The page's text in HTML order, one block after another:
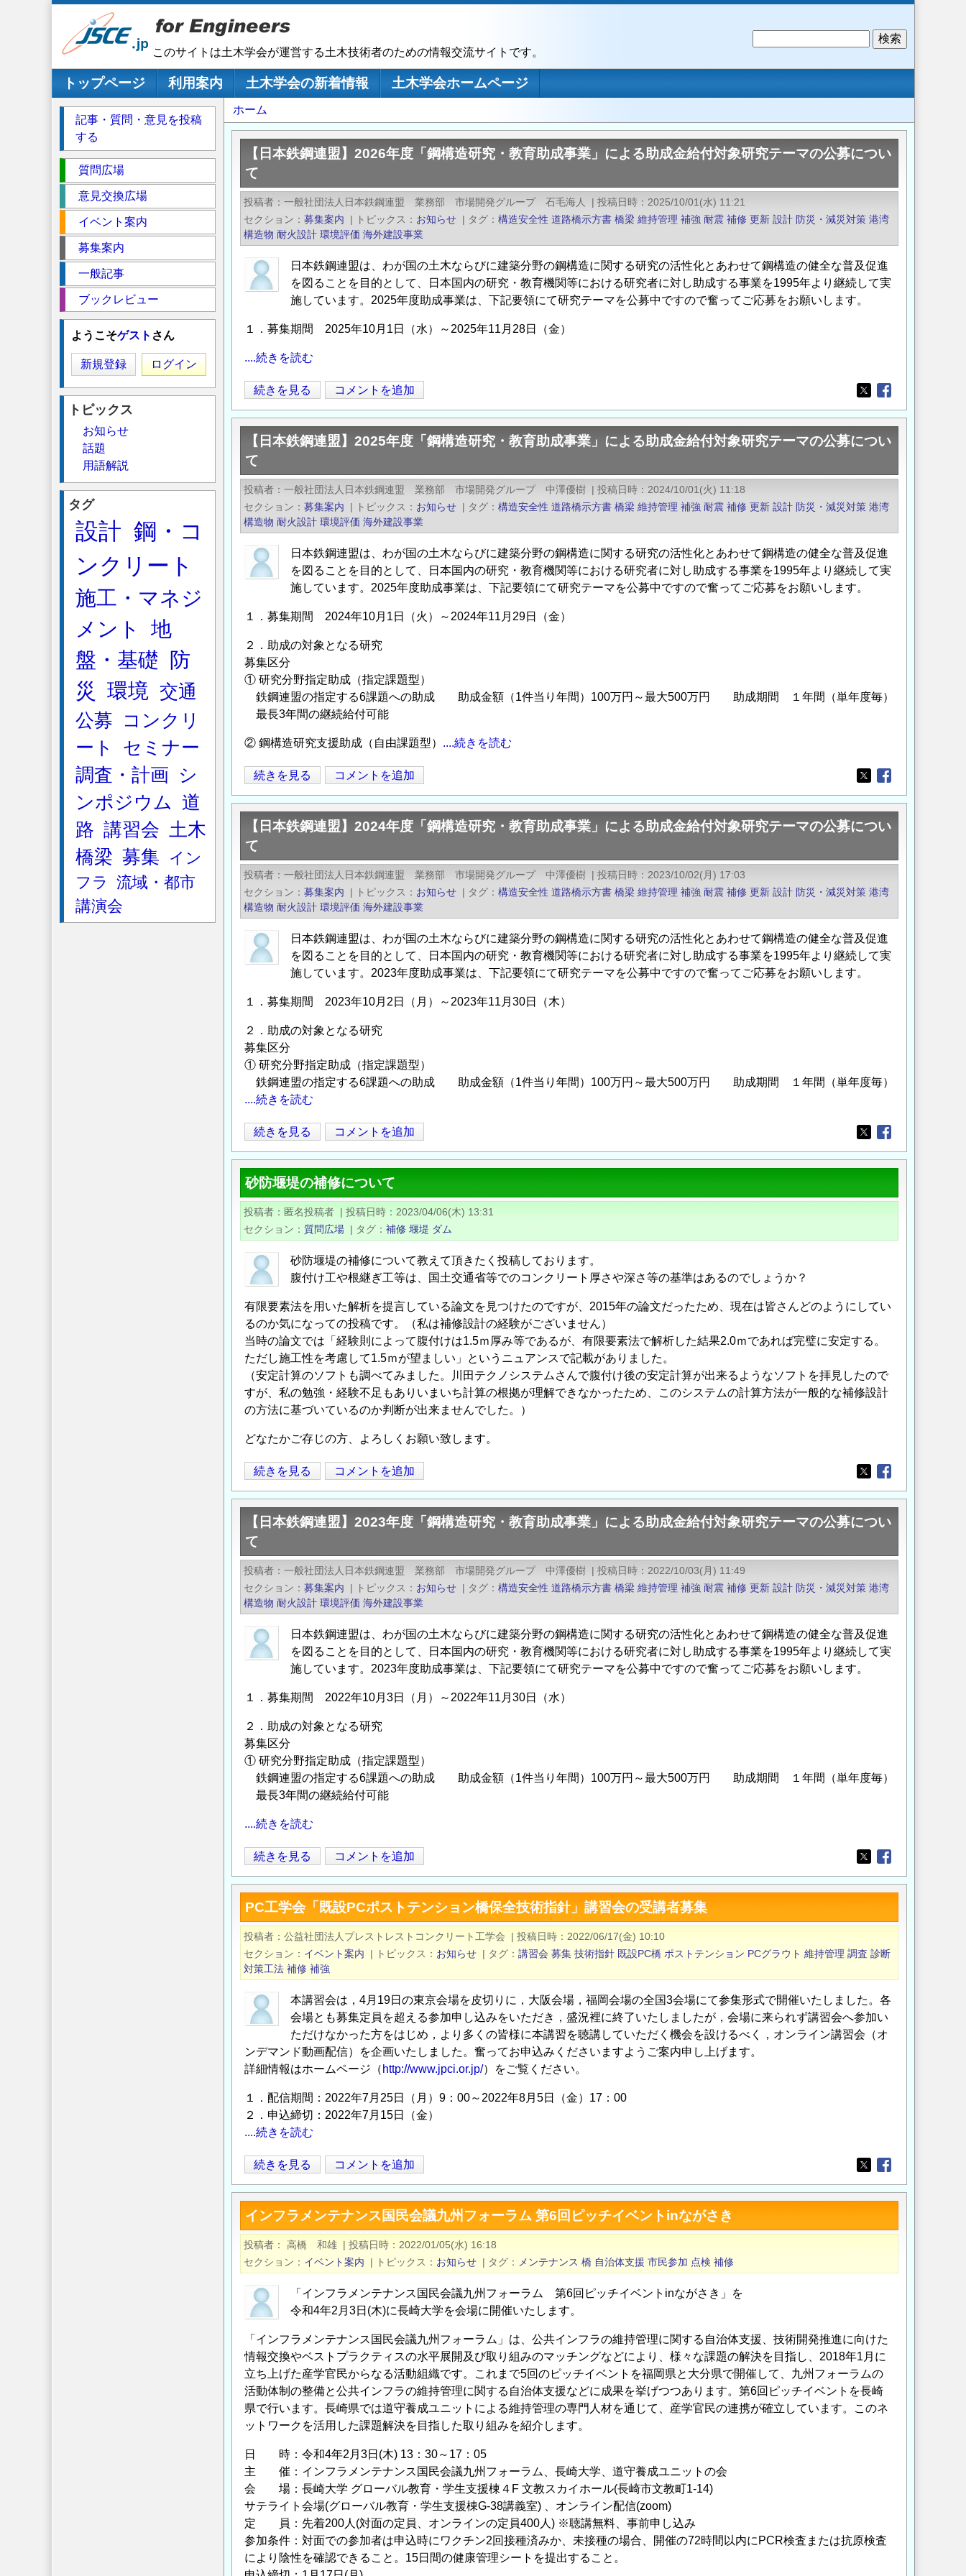
このサイトは土木学会が運営する土木技術者のための情報交流サイトです。
メインナビゲーション
トップページ 利用案内 土木学会の新着情報
土木学会ホームページ
パ
ン
ず
ホーム
【日本鉄鋼連盟】2026年度「鋼構造研究・教育助成事業」による助成金給付対象研究テーマの公募につい
て
投稿者 一般社団法人日本鉄鋼連盟 業務部 市場開発グループ 石毛海人 | 投稿日時
2025/10/01(水) 11:21
セクション
募集案内 | トピックス お知らせ | タグ 構造安全性 道路橋示方書 橋梁 維持管理 補強 耐震 補修 更新 設計 防災・減災対策 港湾
構造物 耐火設計 環境評価 海外建設事業
日本鉄鋼連盟は、わが国の土木ならびに建築分野の鋼構造に関する研究の活性化とあわせて鋼構造の健全な普及促進
を図ることを目的として、日本国内の研究・教育機関等における研究者に対し助成する事業を1995年より継続して実
施しています。2025年度助成事業は、下記要領にて研究テーマを公募中ですので奮ってご応募をお願いします。
１．募集期間 2025年10月1日（水）～2025年11月28日（金）
....続きを読む
【日
本
鉄
鋼
連
盟】
2026
年
度
「鋼
構
究・
育
助
成
事
に
よ
る
助
成
金
給
付
対
象
究
テ
公
募
に
つ
い
て
の
続きを見る コメントを追加
Opens in a new
Opens in a new
【日本鉄鋼連盟】2025年度「鋼構造研究・教育助成事業」による助成金給付対象研究テーマの公募につい
て
投稿者 一般社団法人日本鉄鋼連盟 業務部 市場開発グループ 中澤優樹 | 投稿日時
2024/10/01(火) 11:18
セクション
募集案内 | トピックス お知らせ | タグ 構造安全性 道路橋示方書 橋梁 維持管理 補強 耐震 補修 更新 設計 防災・減災対策 港湾
構造物 耐火設計 環境評価 海外建設事業
日本鉄鋼連盟は、わが国の土木ならびに建築分野の鋼構造に関する研究の活性化とあわせて鋼構造の健全な普及促進
を図ることを目的として、日本国内の研究・教育機関等における研究者に対し助成する事業を1995年より継続して実
施しています。2025年度助成事業は、下記要領にて研究テーマを公募中ですので奮ってご応募をお願いします。
１．募集期間 2024年10月1日（火）～2024年11月29日（金）
２．助成の対象となる研究
募集区分
① 研究分野指定助成（指定課題型）
鉄鋼連盟の指定する6課題への助成 助成金額（1件当り年間）100万円～最大500万円 助成期間 １年間（単年度毎）
最長3年間の継続給付可能
② 鋼構造研究支援助成（自由課題型） ....続きを読む
【日
本
鉄
鋼
連
盟】
2025
年
度
「鋼
構
究・
育
助
成
事
に
よ
る
助
成
金
給
付
対
研
究
テ
ー
マ
の
募
つ
い
て
の
続きを見る コメントを追加
Opens in a new
Opens in a new
【日本鉄鋼連盟】2024年度「鋼構造研究・教育助成事業」による助成金給付対象研究テーマの公募につい
て
投稿者 一般社団法人日本鉄鋼連盟 業務部 市場開発グループ 中澤優樹 | 投稿日時
2023/10/02(月) 17:03
セクション
募集案内 | トピックス お知らせ | タグ 構造安全性 道路橋示方書 橋梁 維持管理 補強 耐震 補修 更新 設計 防災・減災対策 港湾
構造物 耐火設計 環境評価 海外建設事業
日本鉄鋼連盟は、わが国の土木ならびに建築分野の鋼構造に関する研究の活性化とあわせて鋼構造の健全な普及促進
を図ることを目的として、日本国内の研究・教育機関等における研究者に対し助成する事業を1995年より継続して実
施しています。2023年度助成事業は、下記要領にて研究テーマを公募中ですので奮ってご応募をお願いします。
１．募集期間 2023年10月2日（月）～2023年11月30日（木）
２．助成の対象となる研究
募集区分
① 研究分野指定助成（指定課題型）
鉄鋼連盟の指定する6課題への助成 助成金額（1件当り年間）100万円～最大500万円 助成期間 １年間（単年度毎）
....続きを読む
【日
本
鉄
鋼
連
2024
年
度
構
造
研
究・
教
育
助
成
業」
に
よ
る
助
成
給
付
対
象
マ
の
公
募
つ
い
て
の
続きを見る コメントを追加
Opens in a new
Opens in a new
砂防堰堤の補修について
投稿者 匿名投稿者 | 投稿日時
2023/04/06(木) 13:31
セクション
質問広場 | タグ 補修 堰堤 ダム
砂防堰堤の補修について教えて頂きたく投稿しております。
腹付け工や根継ぎ工等は、国土交通省等でのコンクリート厚さや深さ等の基準はあるのでしょうか？
有限要素法を用いた解析を提言している論文を見つけたのですが、2015年の論文だったため、現在は皆さんどのようにしてい
るのか気になっての投稿です。（私は補修設計の経験がございません）
当時の論文では「経験則によって腹付けは1.5ｍ厚み等であるが、有限要素法で解析した結果2.0ｍであれば完璧に安定する。
ただし施工性を考慮して1.5ｍが望ましい」というニュアンスで記載がありました。
（安定計算のソフトも調べてみました。川田テクノシステムさんで腹付け後の安定計算が出来るようなソフトを拝見したので
すが、私の勉強・経験不足もありいまいち計算の根拠が理解できなかったため、このシステムの計算方法が一般的な補修設計
の方法に基づいているのか判断が出来ませんでした。）
どなたかご存じの方、よろしくお願い致します。
砂
防
堰
堤
の
補
修
に
つ
い
て
続きを見る コメントを追加
Opens in a new
Opens in a new
【日本鉄鋼連盟】2023年度「鋼構造研究・教育助成事業」による助成金給付対象研究テーマの公募につい
て
投稿者 一般社団法人日本鉄鋼連盟 業務部 市場開発グループ 中澤優樹 | 投稿日時
2022/10/03(月) 11:49
セクション
募集案内 | トピックス お知らせ | タグ 構造安全性 道路橋示方書 橋梁 維持管理 補強 耐震 補修 更新 設計 防災・減災対策 港湾
構造物 耐火設計 環境評価 海外建設事業
日本鉄鋼連盟は、わが国の土木ならびに建築分野の鋼構造に関する研究の活性化とあわせて鋼構造の健全な普及促進
を図ることを目的として、日本国内の研究・教育機関等における研究者に対し助成する事業を1995年より継続して実
施しています。2023年度助成事業は、下記要領にて研究テーマを公募中ですので奮ってご応募をお願いします。
１．募集期間 2022年10月3日（月）～2022年11月30日（水）
２．助成の対象となる研究
募集区分
① 研究分野指定助成（指定課題型）
鉄鋼連盟の指定する6課題への助成 助成金額（1件当り年間）100万円～最大500万円 助成期間 １年間（単年度毎）
最長3年間の継続給付可能
....続きを読む
【日
本
鉄
鋼
連
2023
年
度
「鋼
造
研
究・
育
成
に
よ
る
助
成
金
給
付
対
象
研
究
テ
ー
マ
の
公
募
に
つ
続きを見る コメントを追加
Opens in a new
Opens in a new
PC工学会「既設PCポストテンション橋保全技術指針」講習会の受講者募集
投稿者 公益社団法人プレストレストコンクリート工学会 | 投稿日時
2022/06/17(金) 10:10
セクション
イベント案内 | トピックス お知らせ | タグ 講習会 募集 技術指針 既設PC橋 ポストテンション PCグラウト 維持管理 調査 診断
対策工法 補修 補強
本講習会は，4月19日の東京会場を皮切りに，大阪会場，福岡会場の全国3会場にて参集形式で開催いたしました。各
会場とも募集定員を超える参加申し込みをいただき，盛況裡に終了いたしましたが，会場に来られず講習会へ参加い
ただけなかった方をはじめ，より多くの皆様に本講習を聴講していただく機会を設けるべく，オンライン講習会（オ
ンデマンド動画配信）を企画いたしました。奮ってお申込みくださいますようご案内申し上げます。
詳細情報はホームページ（ http://www.jpci.or.jp/）をご覧ください。
１．配信期間：2022年7月25日（月）9：00～2022年8月5日（金）17：00
２．申込締切：2022年7月15日（金）
....続きを読む
PC
工
学
会
「既
PC
ポ
ス
テ
ン
シ
ョ
ン
橋
保
全
技
術
指
針」
講
続きを見る コメントを追加
Opens in a new
Opens in a new
インフラメンテナンス国民会議九州フォーラム 第6回ピッチイベントinながさき
投稿者 高橋 和雄 | 投稿日時
2022/01/05(水) 16:18
セクション
イベント案内 | トピックス お知らせ | タグ メンテナンス 橋 自治体支援 市民参加 点検 補修
「インフラメンテナンス国民会議九州フォーラム 第6回ピッチイベントinながさき」を
令和4年2月3日(木)に長崎大学を会場に開催いたします。
「インフラメンテナンス国民会議九州フォーラム」は、公共インフラの維持管理に関する自治体支援、技術開発推進に向けた
情報交換やベストプラクティスの水平展開及び取り組みのマッチングなどにより、様々な課題の解決を目指し、2018年1月に
立ち上げた産学官民からなる活動組織です。これまで5回のピッチイベントを福岡県と大分県で開催して、九州フォーラムの
活動体制の整備と公共インフラの維持管理に関する自治体支援などに成果を挙げつつあります。第6回ピッチイベントを長崎
県で行います。長崎県では道守養成ユニットによる維持管理の専門人材を通じて、産学官民の連携が確立しています。このネ
ットワークを活用した課題解決を目指した取り組みを紹介します。
日 時：令和4年2月3日(木) 13：30～17：05
主 催：インフラメンテナンス国民会議九州フォーラム、長崎大学、道守養成ユニットの会
会 場：長崎大学 グローバル教育・学生支援棟４F 文教スカイホール(長崎市文教町1-14)
サテライト会場(グローバル教育・学生支援棟G-38講義室) 、オンライン配信(zoom)
定 員：先着200人(対面の定員、オンラインの定員400人) ※聴講無料、事前申し込み
参加条件：対面での参加者は申込時にワクチン2回接種済みか、未接種の場合、開催の72時間以内にPCR検査または抗原検査
により陰性を確認できること。15日間の健康管理シートを提出すること。
記事・質問・意見を投稿
する
ク
シ
質問広場
意見交換広場
イベント案内
募集案内
一般記事
ブックレビュー
ようこそゲスト さん
新規登録 ログイン
トピックス
お知らせ
話題
用語解説
タグ
設計 鋼・コ
ンクリート
施工・マネジ
メント
地
盤・基礎
防
災
環境 交通
公募
コンクリ
ート
セミナー
調査・計画
シ
ンポジウム 道
路 講習会 土木
橋梁 募集
イン
フラ
流域・都市
講演会